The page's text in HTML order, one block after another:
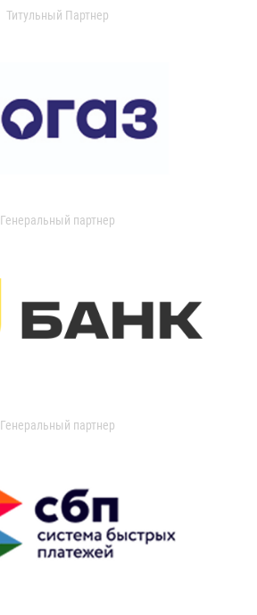
Титульный Партнер
Генеральный партнер
Генеральный партнер